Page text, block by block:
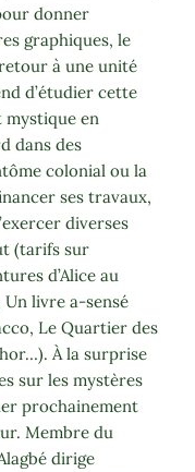
donner
graphiques, le
retour à une unité
d’étudier cette
mystique en
dans des
colonial ou la
ses travaux,
diverses
(tarifs sur
d’Alice au
livre a-sensé
Le Quartier des
À la surprise
sur les mystères
prochainement
Membre du
dirige